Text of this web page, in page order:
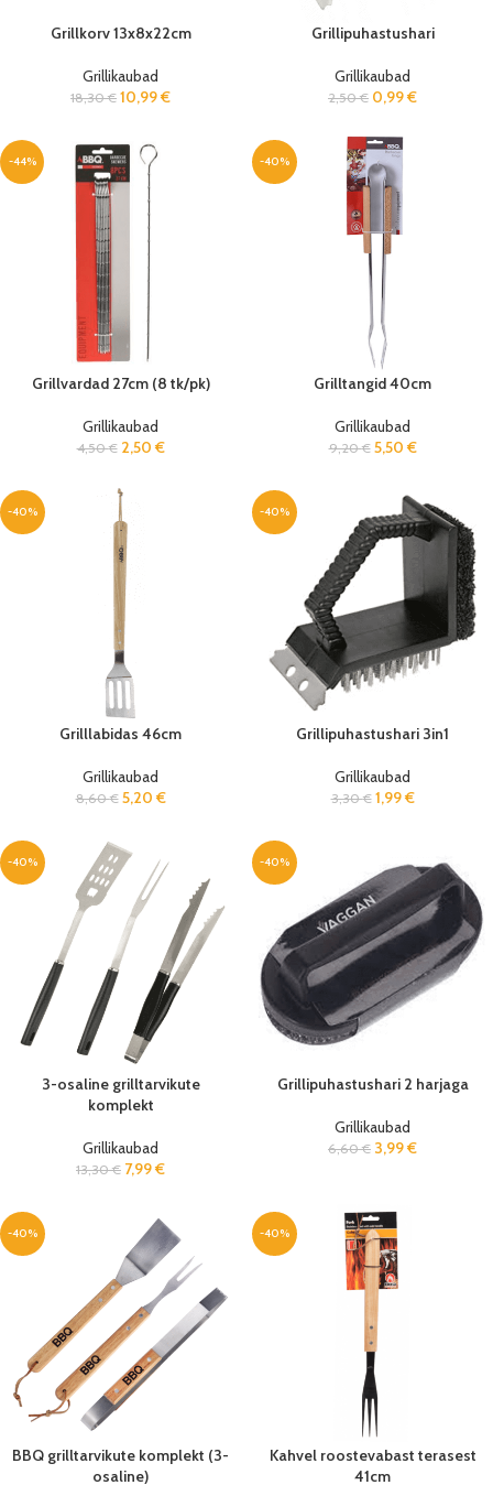
Grillkorv 13x8x22cm
Grillikaubad
18,30€ 10,99€
Grillipuhastushari
Grillikaubad
2,50€ 0,99€
-44%
Grillvardad 27cm (8 tk/pk)
Grillikaubad
4,50€ 2,50 €
-40%
Grilltangid 40cm
Grillikaubad
9,20€ 5,50 €
-40%
Grilllabidas 46cm
Grillikaubad
8,60€ 5,20 €
-40%
Grillipuhastushari 3in1
Grillikaubad
3,30€ 1,99€
-40%
3-osaline grilltarvikute
komplekt
Grillikaubad
13,30€ 7,99€
-40%
Grillipuhastushari 2 harjaga
Grillikaubad
6,60€ 3,99€
-40%
BBQ grilltarvikute komplekt (3-
osaline)
-40%
Kahvel roostevabast terasest
41cm